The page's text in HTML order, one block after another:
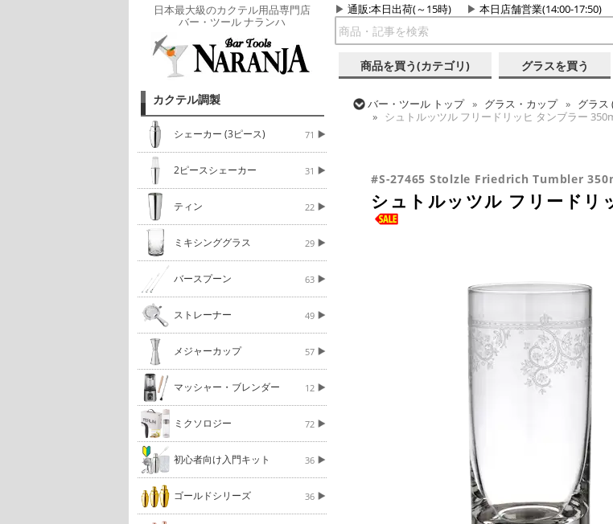
日本最大級のカクテル用品専門店
バー・ツール ナランハ
通販:本日出荷(～15時) 本日店舗営業(14:00-17:50)
商品を買う(カテゴリ) グラスを買う
カクテル調製
シェーカー (3ピース) 71
2ピースシェーカー 31
ティン 22
ミキシンググラス 29
バースプーン 63
ストレーナー 49
メジャーカップ 57
マッシャー・ブレンダー 12
ミクソロジー 72
初心者向け入門キット 36
ゴールドシリーズ 36
バー・ツール トップ グラス・カップ グラス
シュトルッツル フリードリッヒ タンブラー
#S-27465 Stolzle Friedrich Tumbler
シュトルッツル フリード